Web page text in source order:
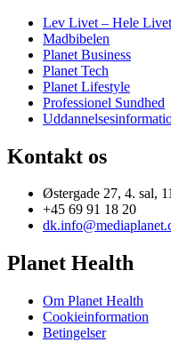
Lev Livet – Hele Livet
Madbibelen
Planet Business
Planet Tech
Planet Lifestyle
Professionel Sundhed
Kontakt os
Østergade 27, 4. sal,
+45 69 91 18 20
Planet Health
Om Planet Health
Cookieinformation
Betingelser